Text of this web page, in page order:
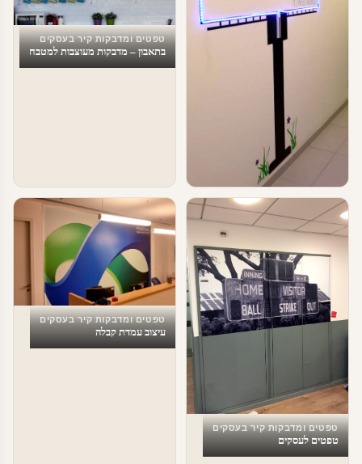
טפטים ומדבקות קיר בעסקים
עיצוב משרדים
טפטים ומדבקות קיר בעסקים
בתאבון – מדבקות מעוצבות למטבח
טפטים ומדבקות קיר בעסקים
טפטים לעסקים
טפטים ומדבקות קיר בעסקים
עיצוב עמדת קבלה